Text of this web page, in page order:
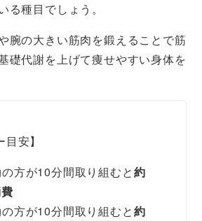
る種目でしょう。
腕の大きい筋肉を鍛えることで筋
礎代謝を上げて痩せやすい身体を
安】
方が10分間取り組むと約
方が10分間取り組むと約